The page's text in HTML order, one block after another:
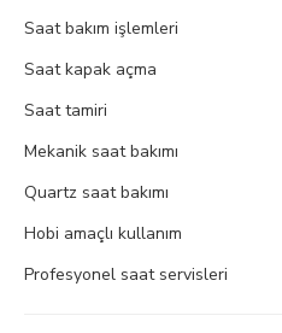
Saat bakım işlemleri
Saat kapak açma
Saat tamiri
Mekanik saat bakımı
Quartz saat bakımı
Hobi amaçlı kullanım
Profesyonel saat servisleri